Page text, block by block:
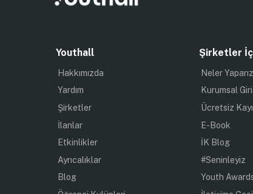
Youthall
Hakkımızda
Yardım
Şirketler
İlanlar
Etkinlikler
Ayrıcalıklar
Blog
Şirketler
Neler
Kurumsal
Ücretsiz
E-Book
İK Blog
#Seninleyiz
Youth